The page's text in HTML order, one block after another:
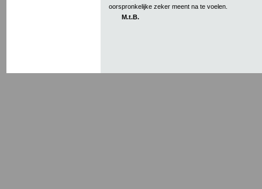
oorspronkelijke zeker meent na te voelen.
M.t.B.